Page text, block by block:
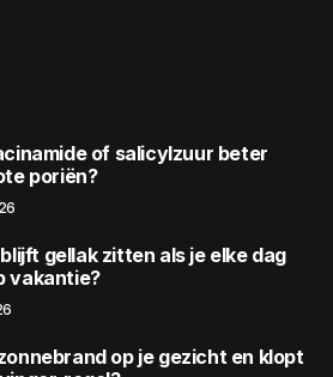
of salicylzuur beter
poriën?
gellak zitten als je elke dag
vakantie?
op je gezicht en klopt